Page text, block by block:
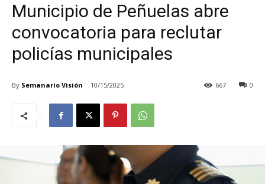
Municipio de Peñuelas abre
convocatoria para reclutar
policías municipales
By Semanario Visión 10/15/2025 0
667